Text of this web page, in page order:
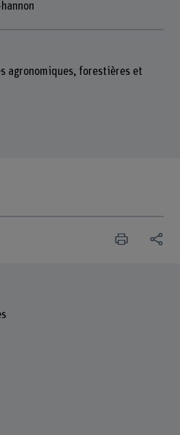
agronomiques, forestières et